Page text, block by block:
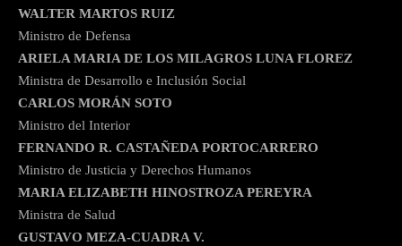
WALTER MARTOS RUIZ
Ministro de Defensa
ARIELA MARIA DE LOS MILAGROS LUNA FLOREZ
Ministra de Desarrollo e Inclusión Social
CARLOS MORÁN SOTO
Ministro del Interior
FERNANDO R. CASTAÑEDA PORTOCARRERO
Ministro de Justicia y Derechos Humanos
MARIA ELIZABETH HINOSTROZA PEREYRA
Ministra de Salud
GUSTAVO MEZA-CUADRA V.